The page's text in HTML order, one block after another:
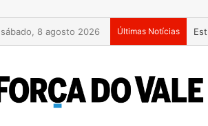
sábado, 8 agosto 2026 Últimas Notícias